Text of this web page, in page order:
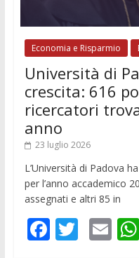
Economia e Risparmio
Università di
crescita: 616
ricercatori
anno
23 luglio 2026
L’Università di Padova
per l’anno accademico
assegnati e altri 85 in
F T E